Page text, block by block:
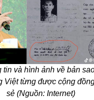
tin và hình ảnh về bản
Việt từng được cộng
sẻ (Nguồn: Internet)